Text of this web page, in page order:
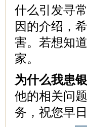
什么引发寻
因的介绍，
害。若想知
家。
为什么我患
他的相关问
务，祝您早日